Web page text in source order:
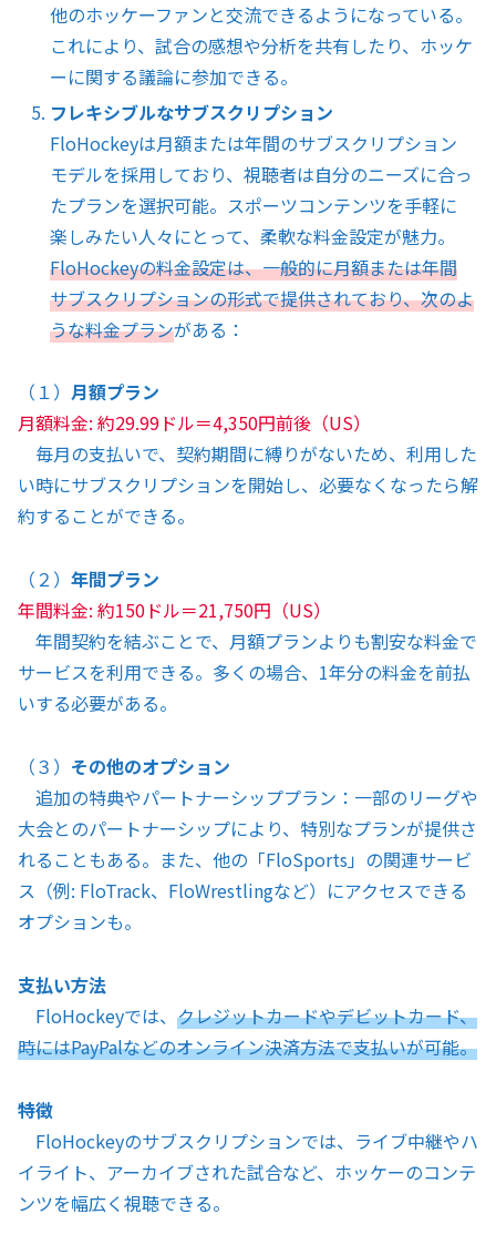
他のホッケーファンと交流できるようになっている。
これにより、試合の感想や分析を共有したり、ホッケ
ーに関する議論に参加できる。
フレキシブルなサブスクリプション
FloHockeyは月額または年間のサブスクリプション
モデルを採用しており、視聴者は自分のニーズに合っ
たプランを選択可能。スポーツコンテンツを手軽に
楽しみたい人々にとって、柔軟な料金設定が魅力。
FloHockeyの料金設定は、一般的に月額または年間
サブスクリプションの形式で提供されており、次のよ
うな料金プランがある：
（１） 月額プラン
月額料金: 約29.99ドル＝4,350円前後（US）
毎月の支払いで、契約期間に縛りがないため、利用した
い時にサブスクリプションを開始し、必要なくなったら解
約することができる。
（２） 年間プラン
年間料金: 約150ドル＝21,750円（US）
年間契約を結ぶことで、月額プランよりも割安な料金で
サービスを利用できる。多くの場合、1年分の料金を前払
いする必要がある。
（３） その他のオプション
追加の特典やパートナーシッププラン：一部のリーグや
大会とのパートナーシップにより、特別なプランが提供さ
れることもある。また、他の「FloSports」の関連サービ
ス（例: FloTrack、FloWrestlingなど）にアクセスできる
オプションも。
支払い方法
FloHockeyでは、 クレジットカードやデビットカード、
時にはPayPalなどのオンライン決済方法で支払いが可能。
特徴
FloHockeyのサブスクリプションでは、ライブ中継やハ
イライト、アーカイブされた試合など、ホッケーのコンテ
ンツを幅広く視聴できる。